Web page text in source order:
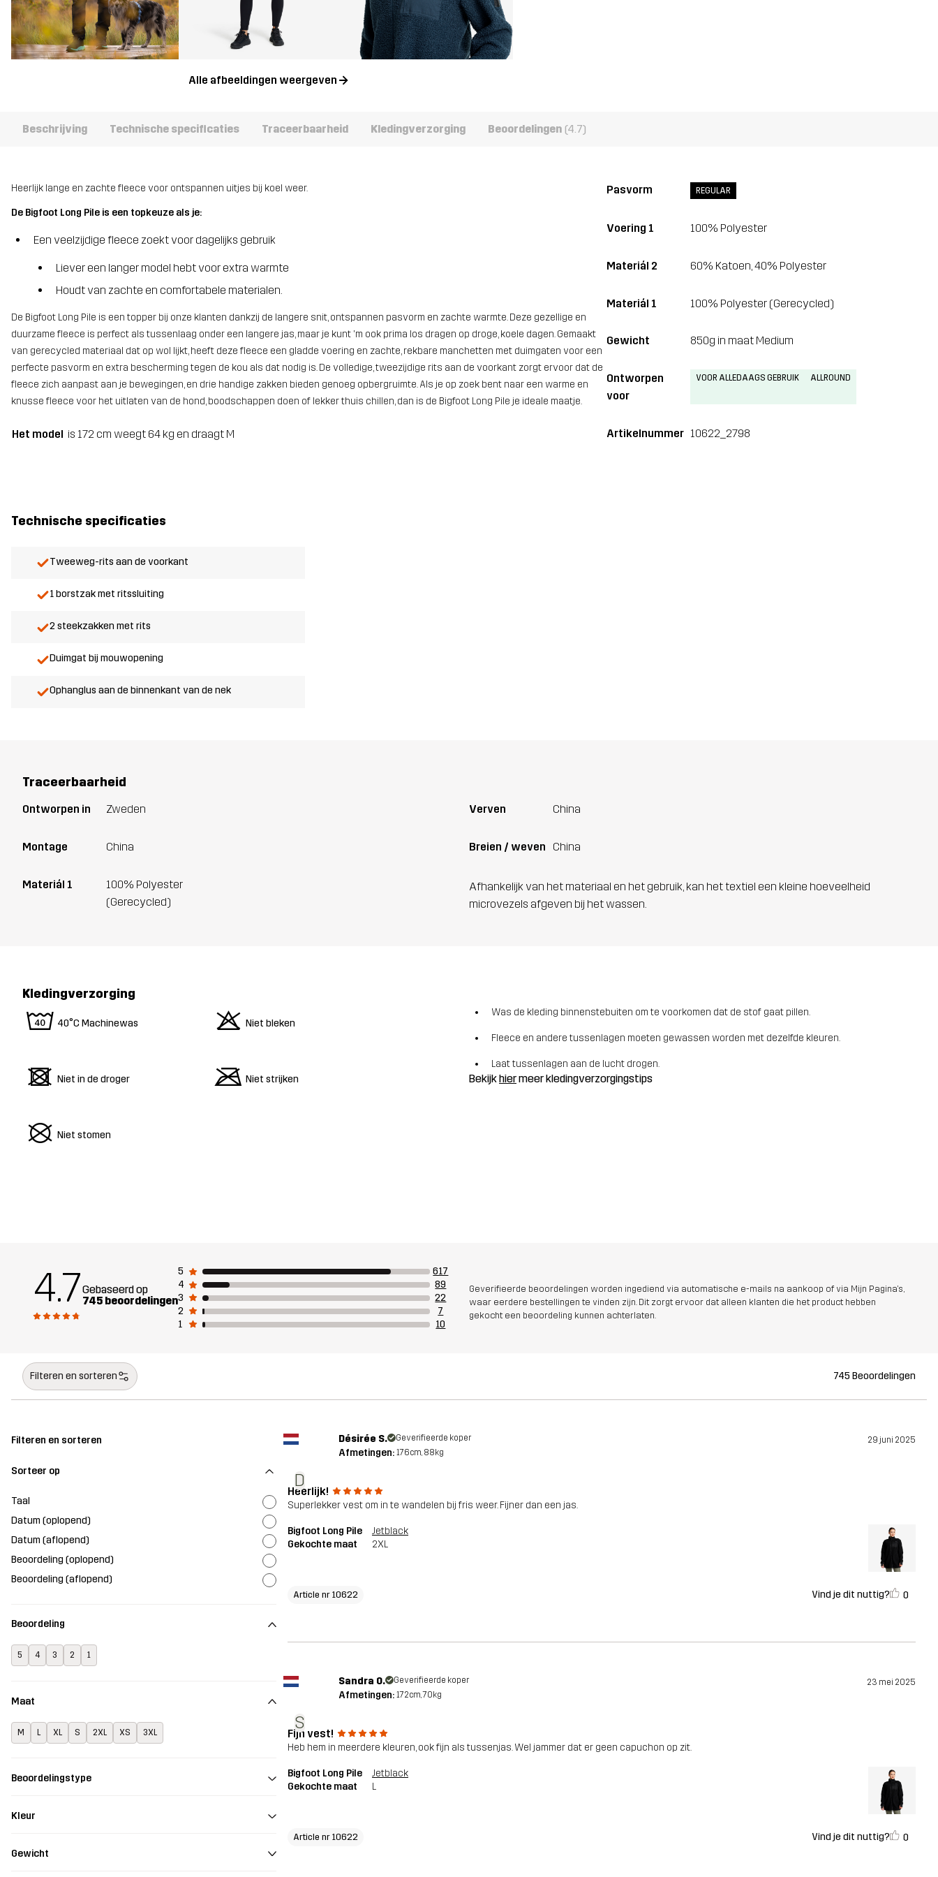
Alle afbeeldingen weergeven
Beschrijving Technische specificaties Traceerbaarheid Kledingverzorging Beoordelingen (4.7)
Heerlijk lange en zachte fleece voor ontspannen uitjes bij koel weer.
De Bigfoot Long Pile is een topkeuze als je:
Een veelzijdige fleece zoekt voor dagelijks gebruik
Liever een langer model hebt voor extra warmte
Houdt van zachte en comfortabele materialen.
De Bigfoot Long Pile is een topper bij onze klanten dankzij de langere snit, ontspannen pasvorm en zachte warmte. Deze gezellige en
duurzame fleece is perfect als tussenlaag onder een langere jas, maar je kunt 'm ook prima los dragen op droge, koele dagen. Gemaakt
van gerecycled materiaal dat op wol lijkt, heeft deze fleece een gladde voering en zachte, rekbare manchetten met duimgaten voor een
perfecte pasvorm en extra bescherming tegen de kou als dat nodig is. De volledige, tweezijdige rits aan de voorkant zorgt ervoor dat de
fleece zich aanpast aan je bewegingen, en drie handige zakken bieden genoeg opbergruimte. Als je op zoek bent naar een warme en
knusse fleece voor het uitlaten van de hond, boodschappen doen of lekker thuis chillen, dan is de Bigfoot Long Pile je ideale maatje.
Het model is 172 cm weegt 64 kg en draagt M
Pasvorm REGULAR
Voering 1 100% Polyester
Materiál 2 60% Katoen, 40% Polyester
Materiál 1 100% Polyester (Gerecycled)
Gewicht 850g in maat Medium
Ontworpen
voor
VOOR ALLEDAAGS GEBRUIK ALLROUND
Artikelnummer 10622_2798
Technische specificaties
Tweeweg-rits aan de voorkant
1 borstzak met ritssluiting
2 steekzakken met rits
Duimgat bij mouwopening
Ophanglus aan de binnenkant van de nek
Traceerbaarheid
Ontworpen in Zweden
Montage China
Materiál 1
100% Polyester
(Gerecycled)
Verven China
Breien / weven China
Afhankelijk van het materiaal en het gebruik, kan het textiel een kleine hoeveelheid
microvezels afgeven bij het wassen.
Kledingverzorging
8 40°C Machinewas o Niet bleken
d Niet in de droger m Niet strijken
U Niet stomen
Was de kleding binnenstebuiten om te voorkomen dat de stof gaat pillen.
Fleece en andere tussenlagen moeten gewassen worden met dezelfde kleuren.
Laat tussenlagen aan de lucht drogen.
Bekijkhiermeer kledingverzorgingstips
4.7Gebaseerd op
745 beoordelingen
5
617
4
89
3
22
2
7
1
10
Geverifieerde beoordelingen worden ingediend via automatische e-mails na aankoop of via Mijn Pagina's,
waar eerdere bestellingen te vinden zijn. Dit zorgt ervoor dat alleen klanten die het product hebben
gekocht een beoordeling kunnen achterlaten.
Filteren en sorteren 745 Beoordelingen
Filteren en sorteren
Sorteer op
Taal
Datum (oplopend)
Datum (aflopend)
Beoordeling (oplopend)
Beoordeling (aflopend)
Beoordeling
5 4 3 2 1
Maat
M L XL S 2XL XS 3XL
Beoordelingstype
Kleur
Gewicht
D
Désirée S. Geverifieerde koper 29 juni 2025
Afmetingen: 176cm, 88kg
Heerlijk!
Superlekker vest om in te wandelen bij fris weer. Fijner dan een jas.
Bigfoot Long Pile
Jetblack
Gekochte maat
2XL
Article nr 10622 Vind je dit nuttig? 0
S
Sandra O. Geverifieerde koper 23 mei 2025
Afmetingen: 172cm, 70kg
Fijn vest!
Heb hem in meerdere kleuren, ook fijn als tussenjas. Wel jammer dat er geen capuchon op zit.
Bigfoot Long Pile
Jetblack
Gekochte maat
L
Article nr 10622 Vind je dit nuttig? 0